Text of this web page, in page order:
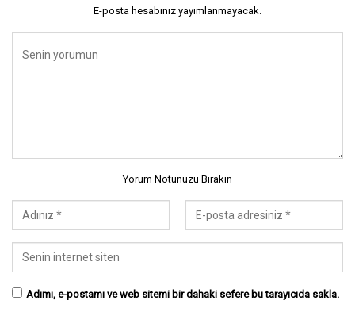
E-posta hesabınız yayımlanmayacak.
Yorum Notunuzu Bırakın
Adımı, e-postamı ve web sitemi bir dahaki sefere bu tarayıcıda sakla.